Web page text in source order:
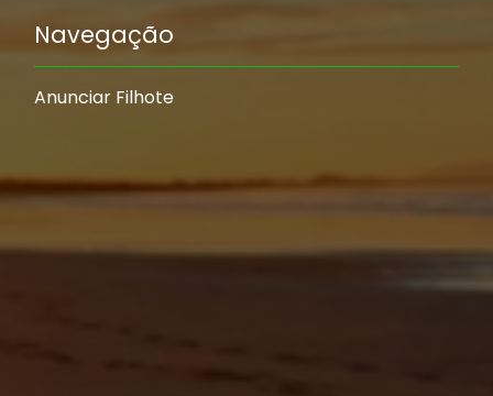
Navegação
Anunciar Filhote